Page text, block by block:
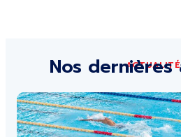
Nos dernières